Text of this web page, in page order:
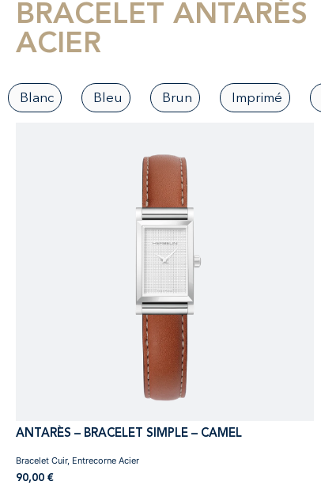
BRACELET ANTARÈS
ACIER
Blanc Bleu Brun Imprimé
ANTARÈS – BRACELET SIMPLE – CAMEL
90,00 €
Bracelet Cuir, Entrecorne Acier